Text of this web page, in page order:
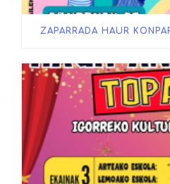
ZAPARRADA HAUR